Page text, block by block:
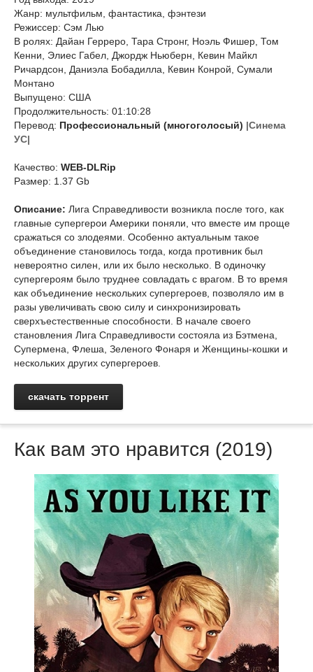
Жанр: мультфильм, фантастика, фэнтези
Режиссер: Сэм Лью
В ролях: Дайан Герреро, Тара Стронг, Ноэль Фишер, Том
Кенни, Элиес Габел, Джордж Ньюберн, Кевин Майкл
Ричардсон, Даниэла Бобадилла, Кевин Конрой, Сумали
Монтано
Выпущено: США
Продолжительность: 01:10:28
Перевод: Профессиональный (многоголосый) |Синема
УС|
Качество: WEB-DLRip
Размер: 1.37 Gb
Описание: Лига Справедливости возникла после того, как
главные супергерои Америки поняли, что вместе им проще
сражаться со злодеями. Особенно актуальным такое
объединение становилось тогда, когда противник был
невероятно силен, или их было несколько. В одиночку
супергероям было труднее совладать с врагом. В то время
как объединение нескольких супергероев, позволяло им в
разы увеличивать свою силу и синхронизировать
сверхъестественные способности. В начале своего
становления Лига Справедливости состояла из Бэтмена,
Супермена, Флеша, Зеленого Фонаря и Женщины-кошки и
нескольких других супергероев.
скачать торрент
Как вам это нравится (2019)